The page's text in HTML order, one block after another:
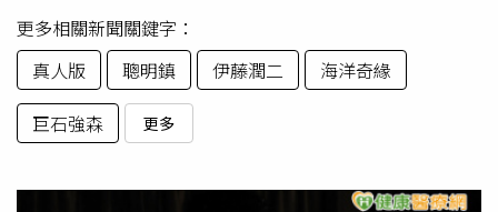
更多相關新聞關鍵字：
真人版
聰明鎮 伊藤潤二
海洋奇緣
巨石強森
更多